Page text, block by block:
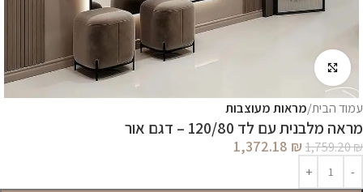
עמוד הבית מראות מעוצבות
מראה מלבנית עם לד 120/80 – דגם אור
1,759.20₪
1,372.18 ₪
לחץ להגדלה